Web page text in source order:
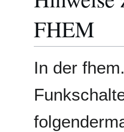
FHEM
In der